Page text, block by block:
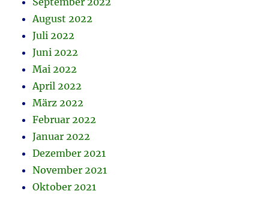
August 2022
Juli 2022
Juni 2022
Mai 2022
April 2022
März 2022
Februar 2022
Januar 2022
Dezember 2021
November 2021
Oktober 2021